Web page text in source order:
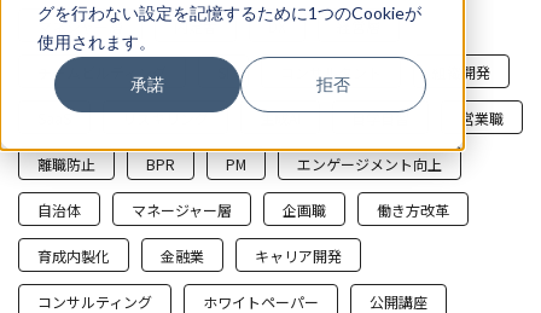
グを行わない設定を記憶するために1つのCookieが
使用されます。
承諾 拒否
マネジャー層 内定者 DX 経営層
チームビルディング コンサルタント 組織開発
リスキリング 生成AI 自学自習 営業職
離職防止 BPR PM エンゲージメント向上
自治体 マネージャー層 企画職 働き方改革
育成内製化 金融業 キャリア開発
コンサルティング ホワイトペーパー 公開講座